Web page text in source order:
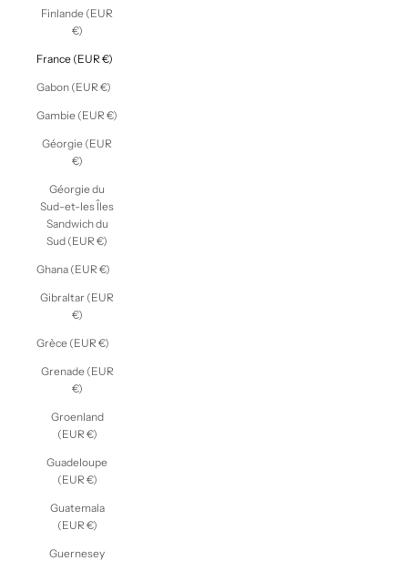
Finlande (EUR
€)
France (EUR €)
Gabon (EUR €)
Gambie (EUR €)
Géorgie (EUR
€)
Géorgie du
Sud-et-les Îles
Sandwich du
Sud (EUR €)
Ghana (EUR €)
Gibraltar (EUR
€)
Grèce (EUR €)
Grenade (EUR
€)
Groenland
(EUR €)
Guadeloupe
(EUR €)
Guatemala
(EUR €)
Guernesey